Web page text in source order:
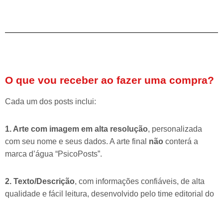
O que vou receber ao fazer uma compra?
Cada um dos posts inclui:
1. Arte com imagem em alta resolução, personalizada
com seu nome e seus dados. A arte final não conterá a
marca d’água “PsicoPosts”.
2. Texto/Descrição, com informações confiáveis, de alta
qualidade e fácil leitura, desenvolvido pelo time editorial do